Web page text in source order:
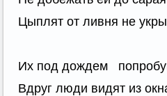
Цыплят от ливня не
Их под дождем
Вдруг люди видят из